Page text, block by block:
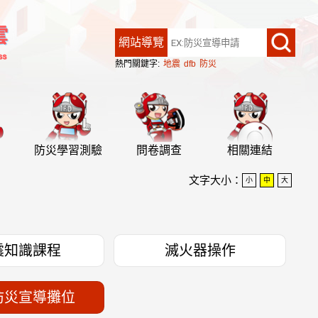
網站導覽
熱門關鍵字: 地震 dfb 防災
防災學習測驗 問卷調查 相關連結
文字大小： 小 中 大
知識課程 滅火器操作
災宣導攤位